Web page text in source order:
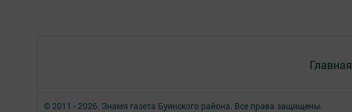
Главная
© 2011 - 2026. Знамя газета Буинского района. Все права защищены.